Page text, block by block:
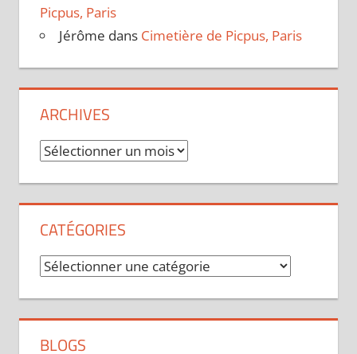
Picpus, Paris
Jérôme dans Cimetière de Picpus, Paris
ARCHIVES
Archives
CATÉGORIES
Catégories
BLOGS